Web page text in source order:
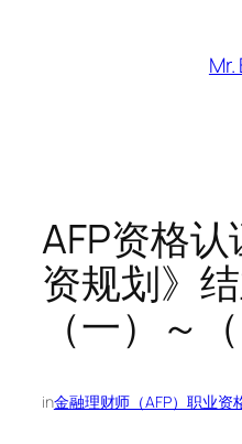
Mr.
AFP资格
资规划》
（一）～（
in金融理财师（AFP）职业资